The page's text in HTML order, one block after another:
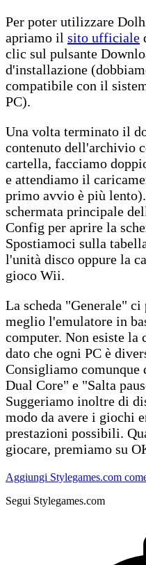
Per poter utilizzare
apriamo il sito ufficiale
clic sul pulsante
d'installazione
compatibile con il
PC).
Una volta terminato il
contenuto dell'archivio
cartella, facciamo
e attendiamo il
primo avvio è più
schermata principale
Config per aprire la
Spostiamoci sulla
l'unità disco oppure la
gioco Wii.
La scheda "Generale"
meglio l'emulatore in
computer. Non esiste
dato che ogni PC è
Consigliamo
Dual Core" e "Salta
Suggeriamo inoltre di
modo da avere i giochi
prestazioni possibili.
giocare, premiamo su
Aggiungi Stylegames.com
Segui Stylegames.com